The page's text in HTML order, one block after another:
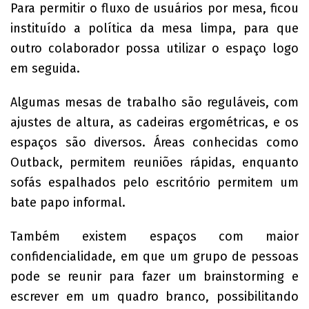
Para permitir o fluxo de usuários por mesa, ficou
instituído a política da mesa limpa, para que
outro colaborador possa utilizar o espaço logo
em seguida.
Algumas mesas de trabalho são reguláveis, com
ajustes de altura, as cadeiras ergométricas, e os
espaços são diversos. Áreas conhecidas como
Outback, permitem reuniões rápidas, enquanto
sofás espalhados pelo escritório permitem um
bate papo informal.
Também existem espaços com maior
confidencialidade, em que um grupo de pessoas
pode se reunir para fazer um brainstorming e
escrever em um quadro branco, possibilitando